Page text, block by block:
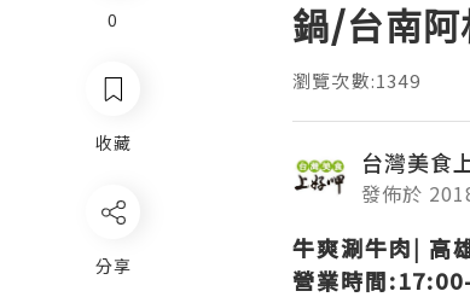
0
收藏
分享
鍋/台南阿
瀏覽次數:1349
台灣美食
發佈於
牛爽涮牛肉| 高
營業時間